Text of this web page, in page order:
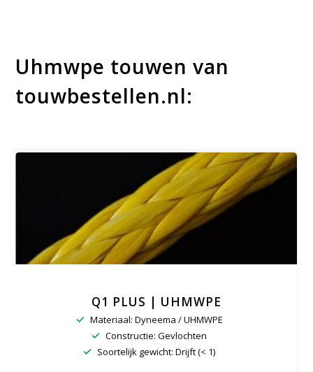
Uhmwpe touwen van
touwbestellen.nl:
Q1 PLUS | UHMWPE
Materiaal: Dyneema / UHMWPE
Constructie: Gevlochten
Soortelijk gewicht: Drijft (< 1)